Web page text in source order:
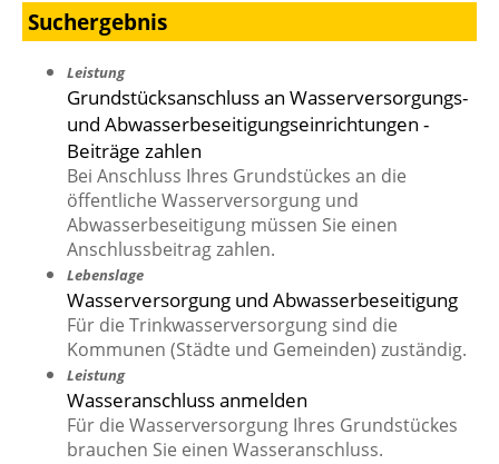
Suchergebnis
Leistung
Grundstücksanschluss an Wasserversorgungs-
und Abwasserbeseitigungseinrichtungen -
Beiträge zahlen
Bei Anschluss Ihres Grundstückes an die
öffentliche Wasserversorgung und
Abwasserbeseitigung müssen Sie einen
Anschlussbeitrag zahlen.
Lebenslage
Wasserversorgung und Abwasserbeseitigung
Für die Trinkwasserversorgung sind die
Kommunen (Städte und Gemeinden) zuständig.
Leistung
Wasseranschluss anmelden
Für die Wasserversorgung Ihres Grundstückes
brauchen Sie einen Wasseranschluss.